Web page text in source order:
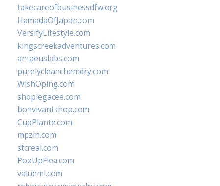
takecareofbusinessdfw.org
HamadaOfJapan.com
VersifyLifestyle.com
kingscreekadventures.com
antaeuslabs.com
purelycleanchemdry.com
WishOping.com
shoplegacee.com
bonvivantshop.com
CupPlante.com
mpzin.com
stcreal.com
PopUpFlea.com
valueml.com